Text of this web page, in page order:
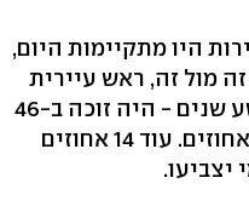
היו מתקיימות היום,
מול זה, ראש עיירית
תל-אביב המכהן בתפקידו תשע שנים - היה זוכה ב-46
אחוזים מהקולות ושריד ב-40 אחוזים. עוד 14 אחוזים
יצביעו.